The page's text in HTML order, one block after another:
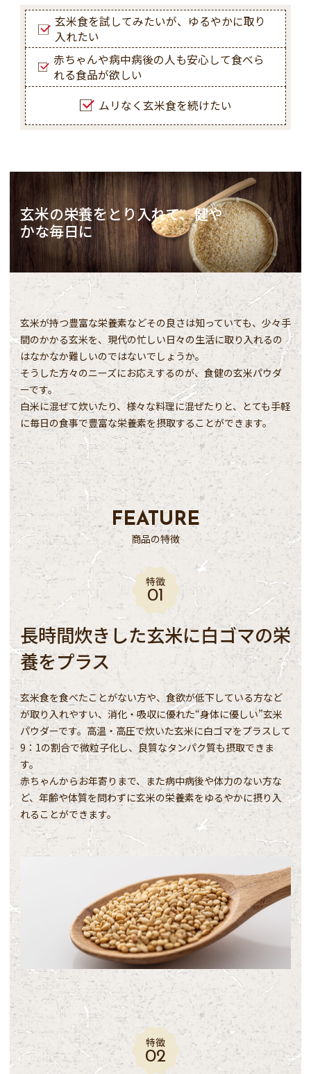
玄米食を試してみたいが、ゆるやかに取り
入れたい
赤ちゃんや病中病後の人も安心して食べら
れる食品が欲しい
ムリなく玄米食を続けたい
玄米の栄養をとり入れて、健や
かな毎日に
玄米が持つ豊富な栄養素などその良さは知っていても、少々手
間のかかる玄米を、現代の忙しい日々の生活に取り入れるの
はなかなか難しいのではないでしょうか。
そうした方々のニーズにお応えするのが、食健の玄米パウダ
ーです。
白米に混ぜて炊いたり、様々な料理に混ぜたりと、とても手軽
に毎日の食事で豊富な栄養素を摂取することができます。
FEATURE
商品の特徴
特徴
長時間炊きした玄米に白ゴマの栄
養をプラス
玄米食を食べたことがない方や、食欲が低下している方など
が取り入れやすい、消化・吸収に優れた“身体に優しい”玄米
パウダーです。高温・高圧で炊いた玄米に白ゴマをプラスして
9：1の割合で微粒子化し、良質なタンパク質も摂取できま
す。
赤ちゃんからお年寄りまで、また病中病後や体力のない方な
ど、年齢や体質を問わずに玄米の栄養素をゆるやかに摂り入
れることができます。
特徴